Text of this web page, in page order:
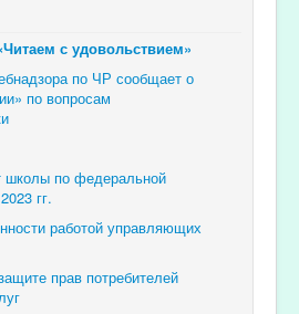
с удовольствием»
по ЧР сообщает о
по вопросам
школы по федеральной
гг.
работой управляющих
прав потребителей